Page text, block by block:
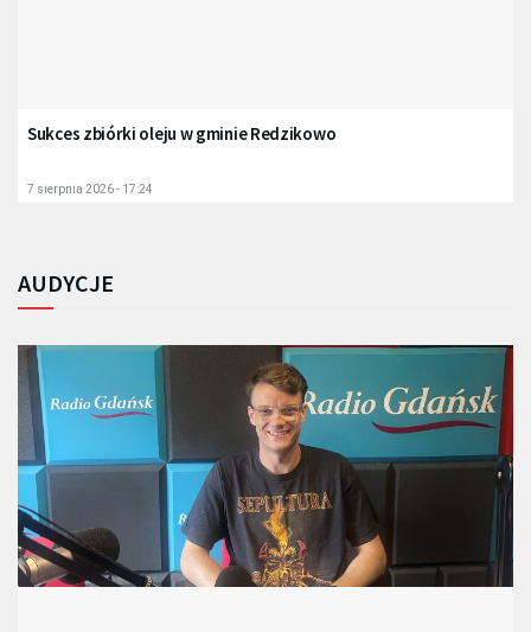
Sukces zbiórki oleju w gminie Redzikowo
7 sierpnia 2026 - 17:24
AUDYCJE